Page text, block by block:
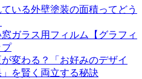
いる外壁塗装の面積ってどう
ガラス用フィルム【グラフィ
プ
変わる？「お好みのデザイ
を賢く両立する秘訣